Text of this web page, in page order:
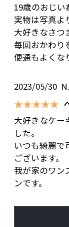
19歳のおじい
実物は写真よ
大好きなさつ
毎回おかわり
便通もよくな
2023/05/30
★★★★★
大好きなケー
した。
いつも綺麗で
ございます。
我が家のワン
ンです。